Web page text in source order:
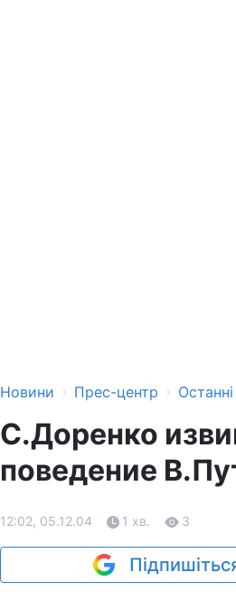
Новини › Прес-центр › Останні
С.Доренко
поведение
12:02, 05.12.04 1 хв. 3